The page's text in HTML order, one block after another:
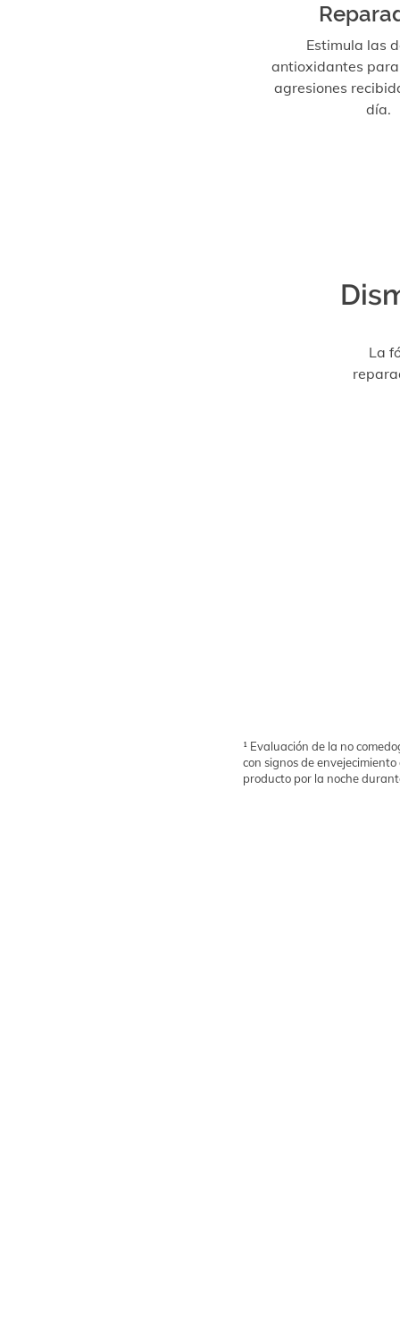
Estimula las
antioxidantes
agresiones
día.
La
¹ Evaluación de la no
con signos de
producto por la noche